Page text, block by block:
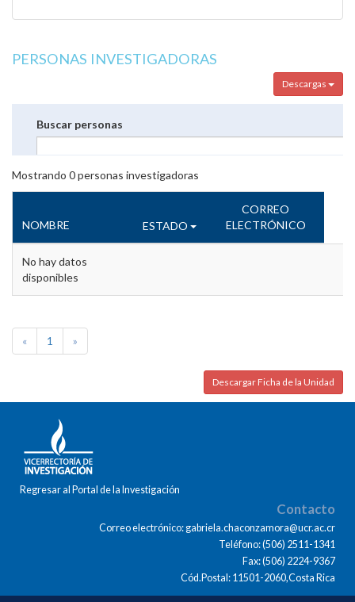
PERSONAS INVESTIGADORAS
Descargas
Buscar personas
Mostrando 0personas investigadoras
NOMBRE ESTADO
CORREO
ELECTRÓNICO
No hay datos
disponibles
« 1 »
Descargar Ficha de la Unidad
Regresar al Portal de la Investigación
Contacto
Correo electrónico: gabriela.chaconzamora@ucr.ac.cr
Teléfono: (506) 2511-1341
Fax: (506) 2224-9367
Cód.Postal: 11501-2060,Costa Rica